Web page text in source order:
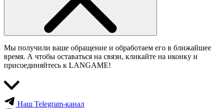
Мы получили ваше обращение и обработаем его в ближайшее
время. А чтобы оставаться на связи, кликайте на иконку и
присоединяйтесь к LANGAME!
Наш Telegram-канал